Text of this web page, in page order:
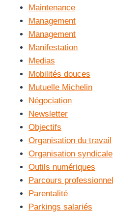
Maintenance
Management
Management
Manifestation
Medias
Mobilités douces
Mutuelle Michelin
Négociation
Newsletter
Objectifs
Organisation du travail
Organisation syndicale
Outils numériques
Parcours professionnel
Parentalité
Parkings salariés